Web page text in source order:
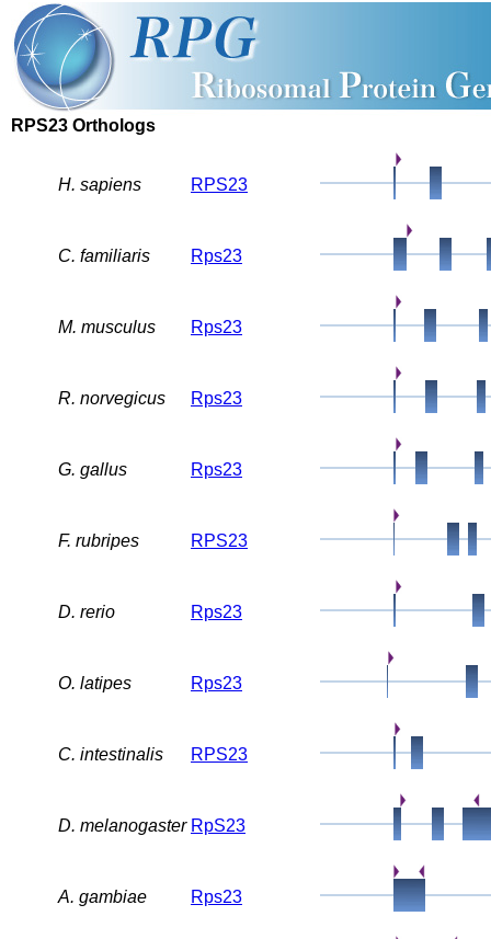
RPS23 Orthologs
H. sapiens RPS23
C. familiaris Rps23
M. musculus Rps23
R. norvegicus Rps23
G. gallus Rps23
F. rubripes RPS23
D. rerio Rps23
O. latipes Rps23
C. intestinalis RPS23
D. melanogaster RpS23
A. gambiae Rps23